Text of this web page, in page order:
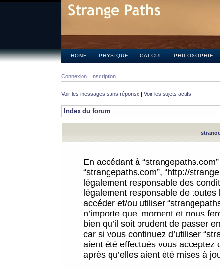
HOME PHYSIQUE CALCUL PHILOSOPHIE
Connexion Inscription
Voir les messages sans réponse | Voir les sujets actifs
Index du forum
En accédant à
“strangepaths.com”, “http://
légalement responsable des
légalement responsable de
accéder et/ou utiliser
n’importe quel moment et nous
bien qu’il soit prudent de passer
car si vous continuez d’utiliser
aient été effectués vous acceptez
après qu’elles aient été mises à